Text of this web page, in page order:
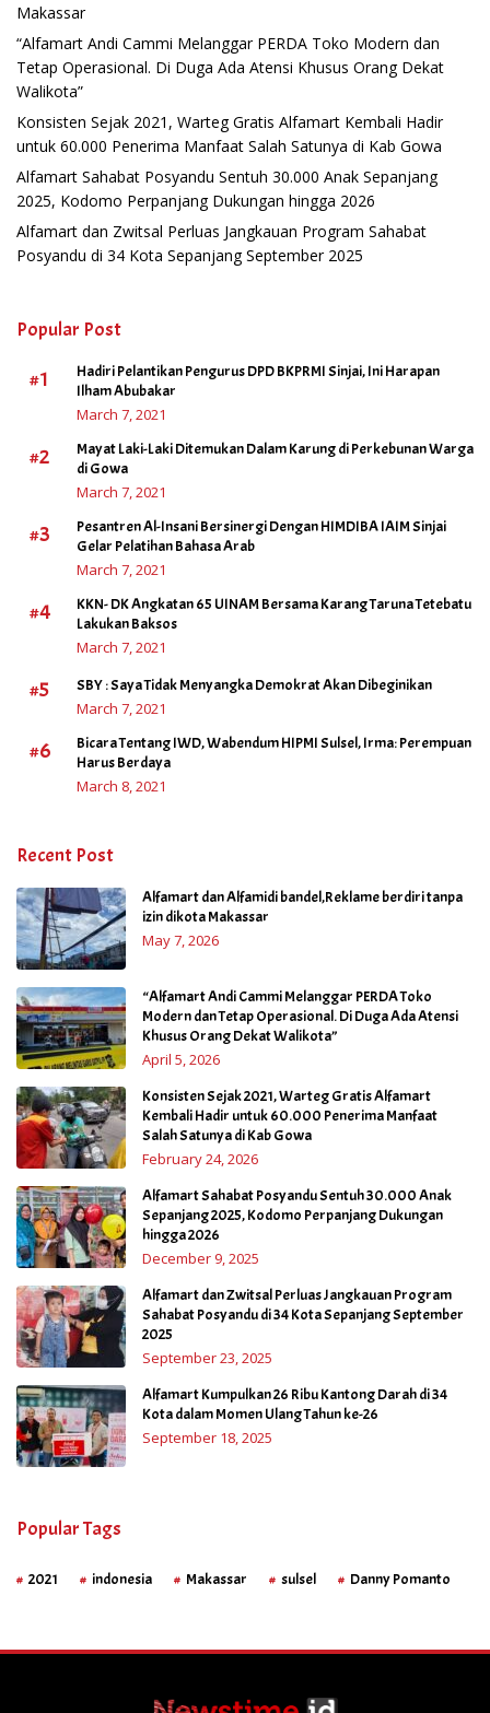
Makassar
“Alfamart Andi Cammi Melanggar PERDA Toko Modern dan
Tetap Operasional. Di Duga Ada Atensi Khusus Orang Dekat
Walikota”
Konsisten Sejak 2021, Warteg Gratis Alfamart Kembali Hadir
untuk 60.000 Penerima Manfaat Salah Satunya di Kab Gowa
Alfamart Sahabat Posyandu Sentuh 30.000 Anak Sepanjang
2025, Kodomo Perpanjang Dukungan hingga 2026
Alfamart dan Zwitsal Perluas Jangkauan Program Sahabat
Posyandu di 34 Kota Sepanjang September 2025
Popular Post
#1
Hadiri Pelantikan Pengurus DPD BKPRMI Sinjai, Ini Harapan
Ilham Abubakar
March 7, 2021
#2
Mayat Laki-Laki Ditemukan Dalam Karung di Perkebunan Warga
di Gowa
March 7, 2021
#3
Pesantren Al-Insani Bersinergi Dengan HIMDIBA IAIM Sinjai
Gelar Pelatihan Bahasa Arab
March 7, 2021
#4
KKN- DK Angkatan 65 UINAM Bersama Karang Taruna Tetebatu
Lakukan Baksos
March 7, 2021
#5 SBY : Saya Tidak Menyangka Demokrat Akan Dibeginikan
March 7, 2021
#6
Bicara Tentang IWD, Wabendum HIPMI Sulsel, Irma: Perempuan
Harus Berdaya
March 8, 2021
Recent Post
Alfamart dan Alfamidi bandel,Reklame berdiri tanpa
izin dikota Makassar
May 7, 2026
“Alfamart Andi Cammi Melanggar PERDA Toko
Modern dan Tetap Operasional. Di Duga Ada Atensi
Khusus Orang Dekat Walikota”
April 5, 2026
Konsisten Sejak 2021, Warteg Gratis Alfamart
Kembali Hadir untuk 60.000 Penerima Manfaat
Salah Satunya di Kab Gowa
February 24, 2026
Alfamart Sahabat Posyandu Sentuh 30.000 Anak
Sepanjang 2025, Kodomo Perpanjang Dukungan
hingga 2026
December 9, 2025
Alfamart dan Zwitsal Perluas Jangkauan Program
Sahabat Posyandu di 34 Kota Sepanjang September
2025
September 23, 2025
Alfamart Kumpulkan 26 Ribu Kantong Darah di 34
Kota dalam Momen Ulang Tahun ke-26
September 18, 2025
Popular Tags
2021 indonesia Makassar sulsel Danny Pomanto